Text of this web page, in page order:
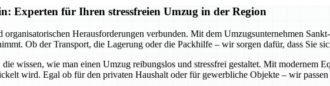
Experten für Ihren stressfreien Umzug in der Region
Herausforderungen verbunden. Mit dem Umzugsunternehmen
Ob der Transport, die Lagerung oder die Packhilfe – wir sorgen dafür, dass Sie
die wissen, wie man einen Umzug reibungslos und stressfrei gestaltet. Mit modernem
wird. Egal ob für den privaten Haushalt oder für gewerbliche Objekte – wir